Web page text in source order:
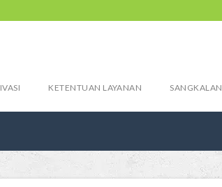
KETENTUAN LAYANAN SANGKALAN